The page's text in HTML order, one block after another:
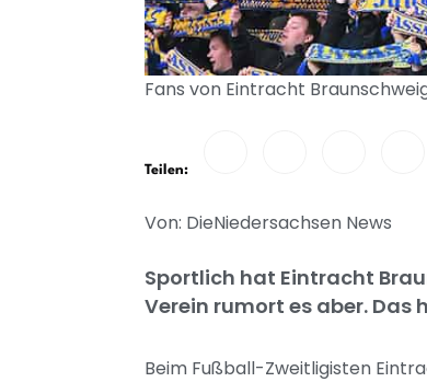
Fans von Eintracht
Teilen:
Von: DieNiedersachsen News
Sportlich hat Eintracht
Verein rumort es aber. Das
Beim Fußball-Zweitligisten